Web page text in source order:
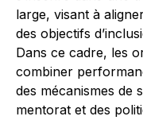
large, visant à
des objectifs
Dans ce cadre, les
combiner
des mécanismes de
mentorat et des